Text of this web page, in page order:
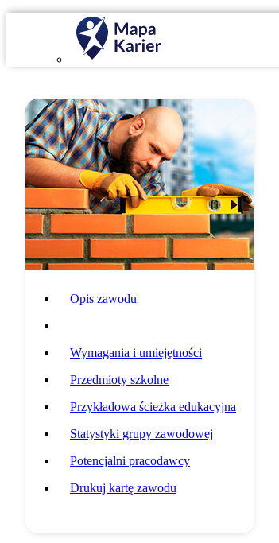
Opis zawodu
Wymagania i umiejętności
Przedmioty szkolne
Przykładowa ścieżka edukacyjna
Statystyki grupy zawodowej
Potencjalni pracodawcy
Drukuj kartę zawodu